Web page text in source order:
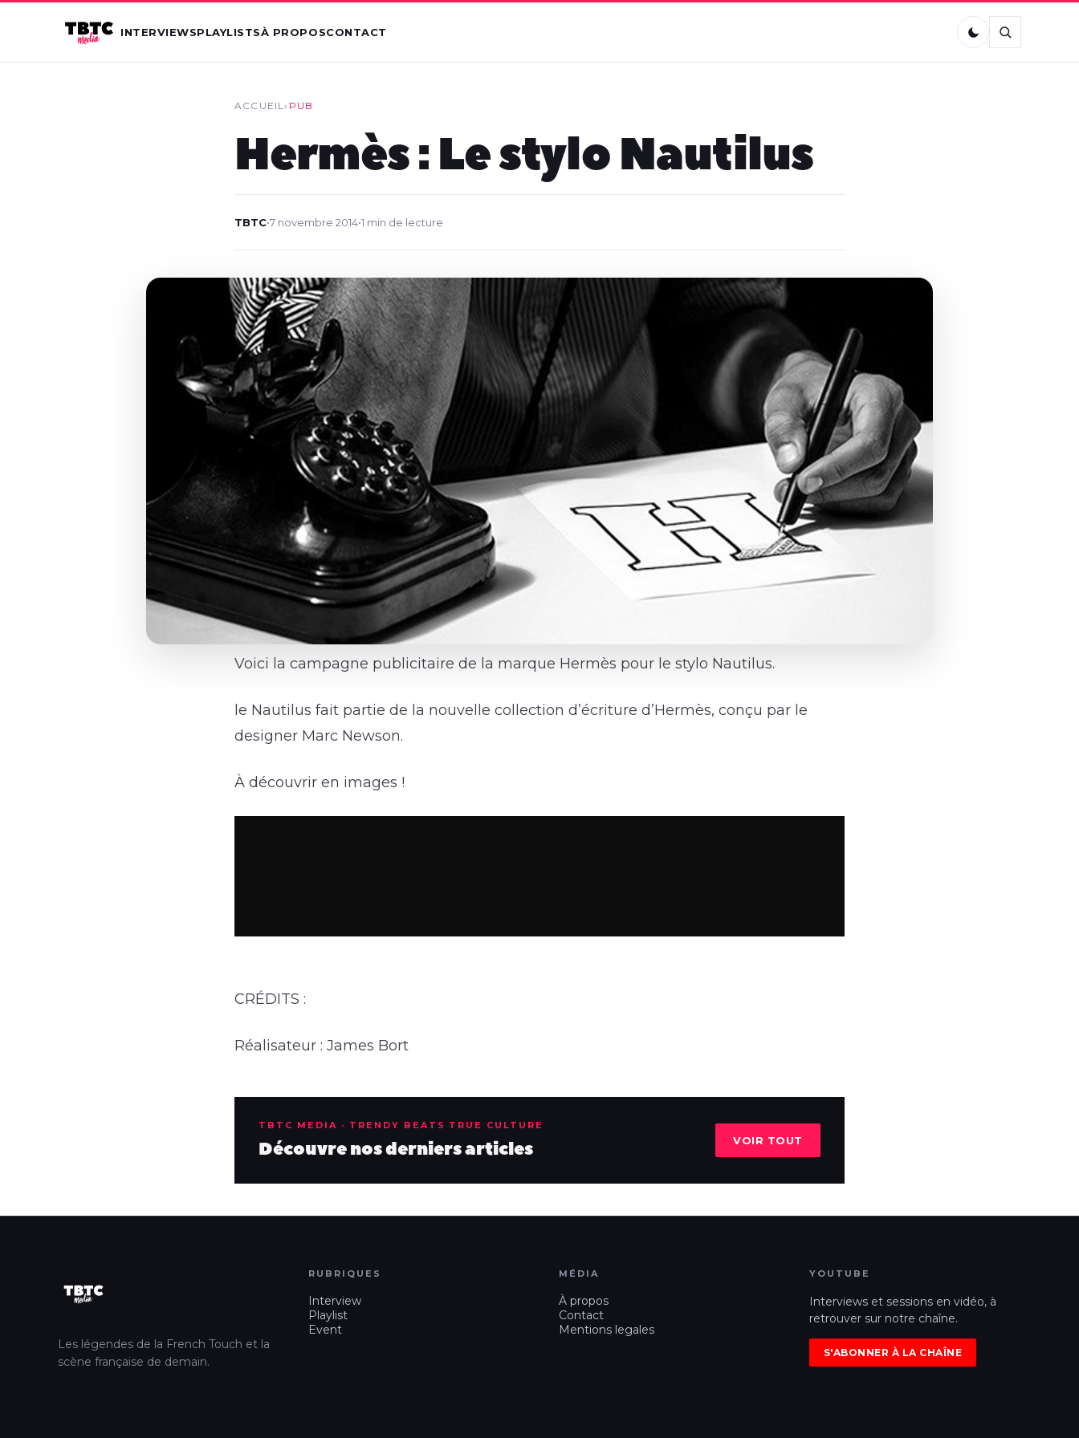
INTERVIEWSPLAYLISTSÀ PROPOSCONTACT
ACCUEIL› PUB
Hermès : Le stylo Nautilus
TBTC•7 novembre 2014•1 min de lecture
Voici la campagne publicitaire de la marque Hermès pour le stylo Nautilus.
le Nautilus fait partie de la nouvelle collection d’écriture d’Hermès, conçu par le
designer Marc Newson.
À découvrir en images !
CRÉDITS :
Réalisateur : James Bort
TBTC MEDIA · TRENDY BEATS TRUE CULTURE
Découvre nos derniers articles VOIR TOUT
Les légendes de la French Touch et la
scène française de demain.
RUBRIQUES
Interview
Playlist
Event
MÉDIA
À propos
Contact
Mentions legales
YOUTUBE
Interviews et sessions en vidéo, à
retrouver sur notre chaîne.
S'ABONNER À LA CHAÎNE